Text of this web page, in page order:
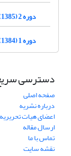
دوره 2 (1385)
دوره 1 (1384)
دسترسی
صفحه اصلی
درباره نشریه
اعضای هیات تحریریه
ارسال مقاله
تماس با ما
نقشه سایت